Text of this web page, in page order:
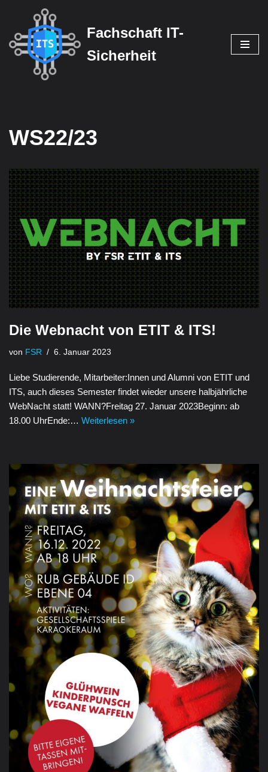
Zum
Inhalt
springen
Fachschaft IT-
Sicherheit
WS22/23
Die Webnacht von ETIT & ITS!
von FSR 6. Januar 2023
Liebe Studierende, Mitarbeiter:Innen und Alumni von ETIT und
ITS, auch dieses Semester findet wieder unsere halbjährliche
WebNacht statt! WANN?Freitag 27. Januar 2023Beginn: ab
18.00 UhrEnde:… Weiterlesen »